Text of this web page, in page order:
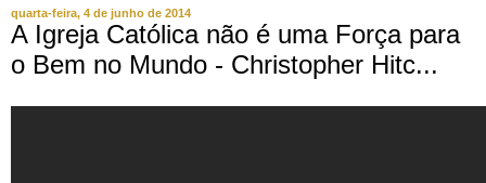
quarta-feira, 4 de junho de 2014
A Igreja Católica não é uma Força para
o Bem no Mundo - Christopher Hitc...